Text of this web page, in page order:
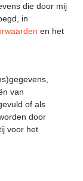
die door mij
in
en het
van
of als
door
voor het